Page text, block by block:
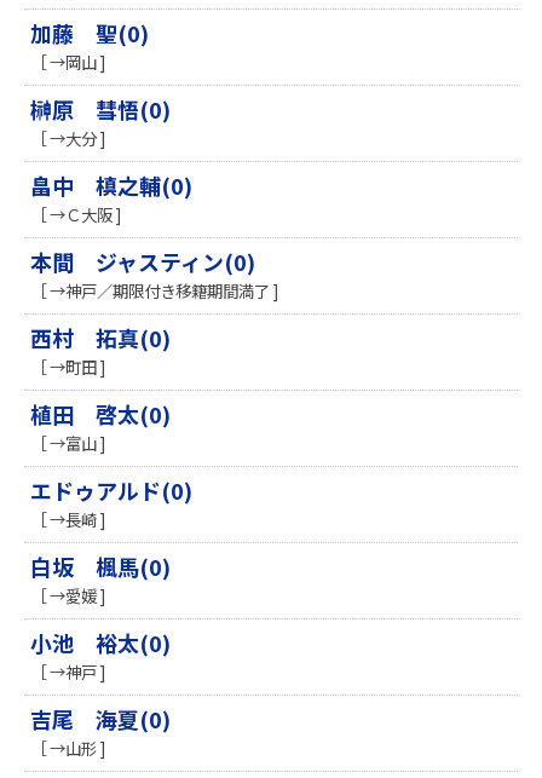
加藤 聖(0)
［ →岡山 ]
榊原 彗悟(0)
［ →大分 ]
畠中 槙之輔(0)
［ →Ｃ大阪 ]
本間 ジャスティン(0)
［ →神戸／期限付き移籍期間満了 ]
西村 拓真(0)
［ →町田 ]
植田 啓太(0)
［ →富山 ]
エドゥアルド(0)
［ →長崎 ]
白坂 楓馬(0)
［ →愛媛 ]
小池 裕太(0)
［ →神戸 ]
吉尾 海夏(0)
［ →山形 ]